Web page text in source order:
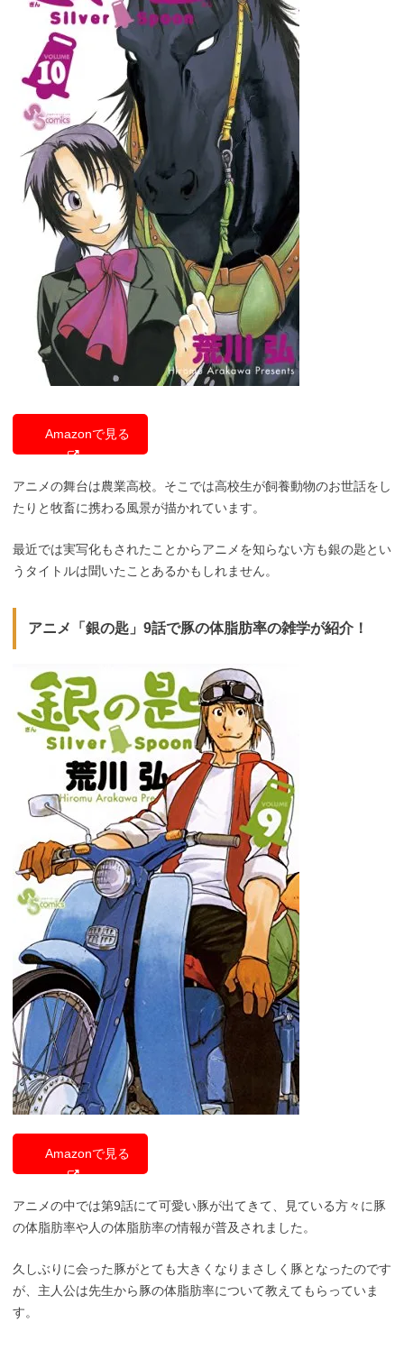
Amazonで見る
アニメの舞台は農業高校。そこでは高校生が飼養動物のお世話をし
たりと牧畜に携わる風景が描かれています。
最近では実写化もされたことからアニメを知らない方も銀の匙とい
うタイトルは聞いたことあるかもしれません。
アニメ「銀の匙」9話で豚の体脂肪率の雑学が紹介！
Amazonで見る
アニメの中では第9話にて可愛い豚が出てきて、見ている方々に豚
の体脂肪率や人の体脂肪率の情報が普及されました。
久しぶりに会った豚がとても大きくなりまさしく豚となったのです
が、主人公は先生から豚の体脂肪率について教えてもらっていま
す。